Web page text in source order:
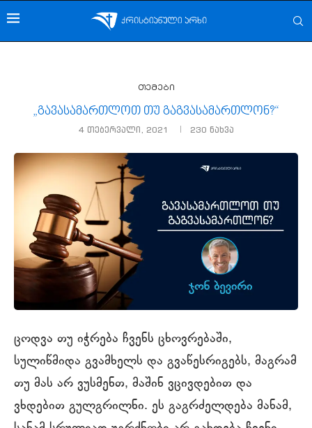
თემები
„გავასამართლოთ თუ გაგვასამართლონ?“
4 თებერვალი, 2021 230 ნახვა
ცოდვა თუ იჭრება ჩვენს ცხოვრებაში,
სულიწმიდა გვამხელს და გვაწესრიგებს, მაგრამ
თუ მას არ ვუსმენთ, მაშინ ვცივდებით და
ვხდებით გულგრილნი. ეს გაგრძელდება მანამ,